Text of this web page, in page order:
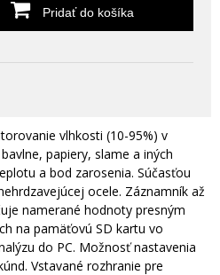
Pridať do košíka
vlhkosti (10-95%) v
papiery, slame a iných
a bod zarosenia. Súčasťou
ocele. Záznamník až
namerané hodnoty presným
na pamäťovú SD kartu vo
do PC. Možnosť nastavenia
Vstavané rozhranie pre